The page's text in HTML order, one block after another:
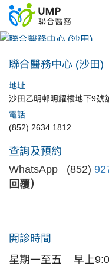
聯合醫務中心 (沙田)
聯合醫務中心 (沙田)
地址
沙田乙明邨明耀樓地下9號
電話
(852) 2634 1812
查詢及預約
WhatsApp (852)
回覆）
開診時間
星期一至五
早上